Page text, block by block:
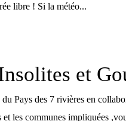
libre ! Si la météo...
et
Pays des 7 rivières en
et les communes impliquées